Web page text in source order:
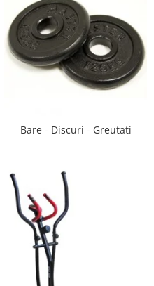
Bare - Discuri - Greutati